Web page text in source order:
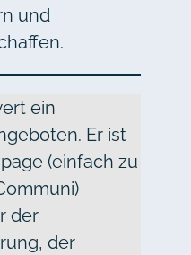
und
ein
Er ist
(einfach zu
der
der